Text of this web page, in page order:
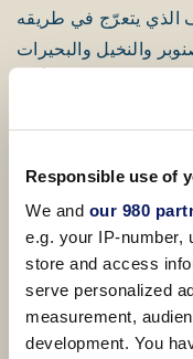
Responsible use of
We and our 980
e.g. your IP-number,
store and access
serve personalized
measurement,
development. You
الذي يتعرّج في طريقه
والنخيل والبحيرات